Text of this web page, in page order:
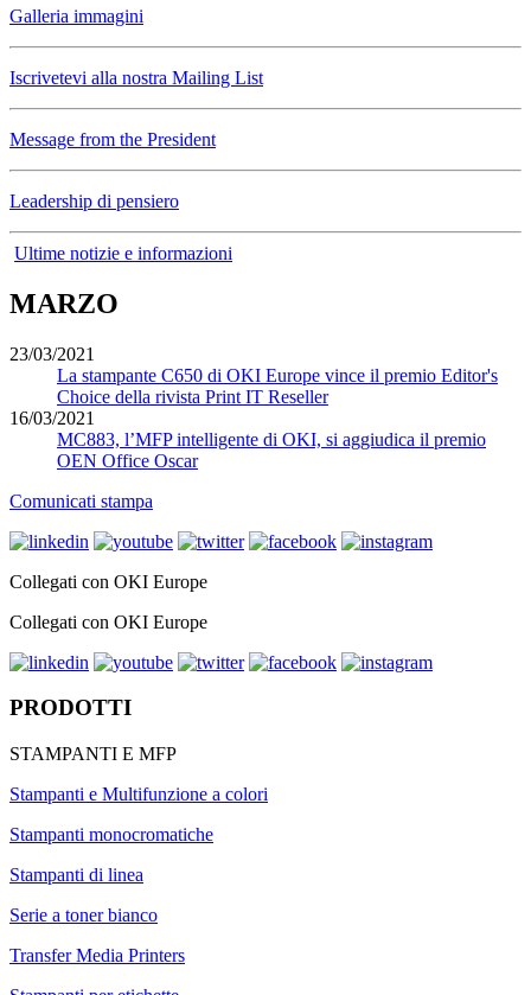
Galleria immagini
Iscrivetevi alla nostra Mailing List
Message from the President
Leadership di pensiero
Ultime notizie e informazioni
MARZO
23/03/2021
La stampante C650 di OKI Europe vince il premio Editor's
Choice della rivista Print IT Reseller
16/03/2021
MC883, l’MFP intelligente di OKI, si aggiudica il premio
OEN Office Oscar
Comunicati stampa
Collegati con OKI Europe
Collegati con OKI Europe
PRODOTTI
STAMPANTI E MFP
Stampanti e Multifunzione a colori
Stampanti monocromatiche
Stampanti di linea
Serie a toner bianco
Transfer Media Printers